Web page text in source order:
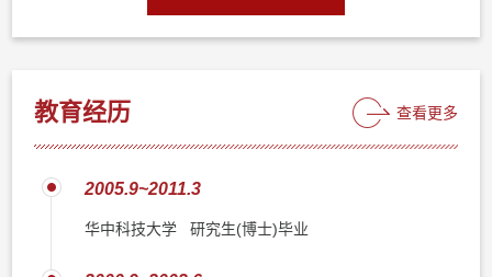
教育经历 查看更多
2005.9~2011.3
华中科技大学 研究生(博士)毕业